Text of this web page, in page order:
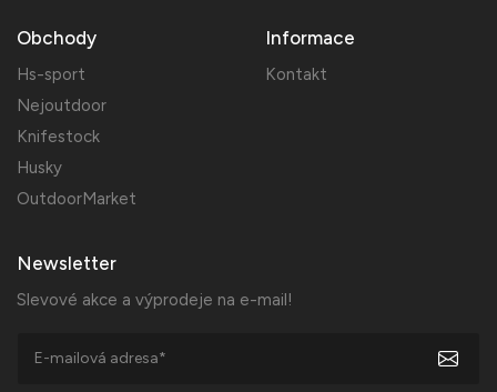
Obchody
Hs-sport
Nejoutdoor
Knifestock
Husky
OutdoorMarket
Informace
Kontakt
Newsletter
Slevové akce a výprodeje na e-mail!